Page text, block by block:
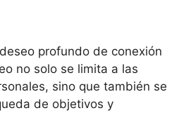
profundo de conexión
no solo se limita a las
sino que también se
de objetivos y